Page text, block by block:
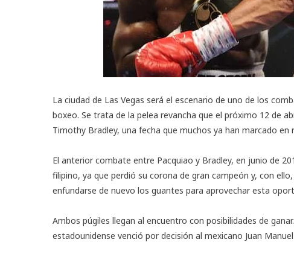
La ciudad de Las Vegas será el escenario de uno de los
boxeo. Se trata de la pelea revancha que el próximo 12 de
Timothy Bradley, una fecha que muchos ya han marcado en
El anterior combate entre Pacquiao y Bradley, en junio de
filipino, ya que perdió su corona de gran campeón y, con
enfundarse de nuevo los guantes para aprovechar esta
Ambos púgiles llegan al encuentro con posibilidades de
estadounidense venció por decisión al mexicano Juan